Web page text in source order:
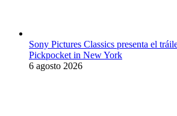
Sony Pictures Classics presenta el
Pickpocket in New York
6 agosto 2026